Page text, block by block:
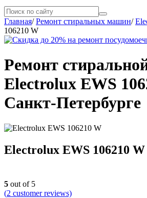
Главная/Ремонт стиральных машин/
106210 W
Ремонт
Electrolux EWS
Санкт-Петербурге
Electrolux EWS 106210 W
5 out of 5
(2 customer reviews)